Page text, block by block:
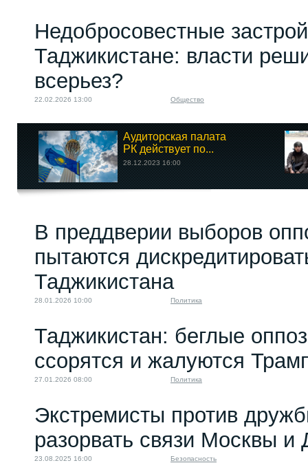
Недобросовестные
Таджикистане: власти
всерьез?
22.02.2026 13:00 Общество
Аудиторская палата
РК действует по...
28.12.2023 16:00
В преддверии выборов
пытаются
Таджикистана
28.01.2026 10:00 Политика
Таджикистан: беглые
ссорятся и жалуются
27.01.2026 08:00 Политика
Экстремисты против
разорвать связи Москвы
23.08.2025 16:00 Безопасность